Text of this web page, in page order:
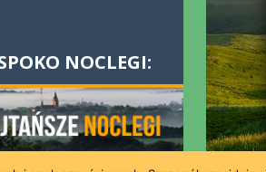
NOCLEGI: